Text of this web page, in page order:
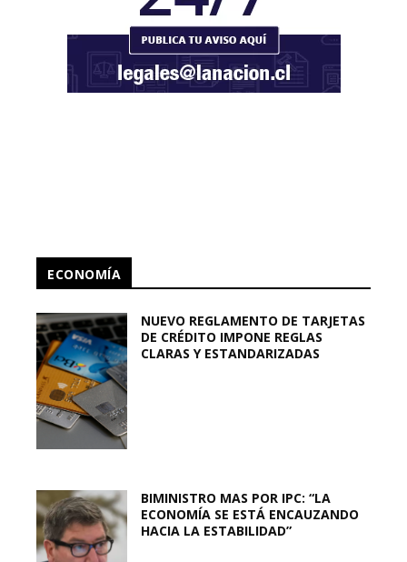
ECONOMÍA
NUEVO REGLAMENTO DE TARJETAS
DE CRÉDITO IMPONE REGLAS
CLARAS Y ESTANDARIZADAS
BIMINISTRO MAS POR IPC: “LA
ECONOMÍA SE ESTÁ ENCAUZANDO
HACIA LA ESTABILIDAD”